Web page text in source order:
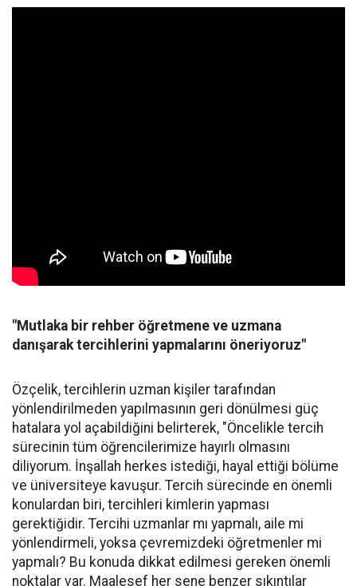
"Mutlaka bir rehber öğretmene ve uzmana
danışarak tercihlerini yapmalarını öneriyoruz"
Özçelik, tercihlerin uzman kişiler tarafından
yönlendirilmeden yapılmasının geri dönülmesi güç
hatalara yol açabildiğini belirterek, "Öncelikle tercih
sürecinin tüm öğrencilerimize hayırlı olmasını
diliyorum. İnşallah herkes istediği, hayal ettiği bölüme
ve üniversiteye kavuşur. Tercih sürecinde en önemli
konulardan biri, tercihleri kimlerin yapması
gerektiğidir. Tercihi uzmanlar mı yapmalı, aile mi
yönlendirmeli, yoksa çevremizdeki öğretmenler mi
yapmalı? Bu konuda dikkat edilmesi gereken önemli
noktalar var. Maalesef her sene benzer sıkıntılar